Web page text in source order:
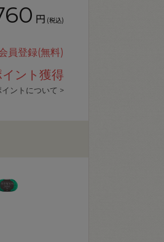
円 (税込)
員登録(無料)
イント獲得
ントについて >